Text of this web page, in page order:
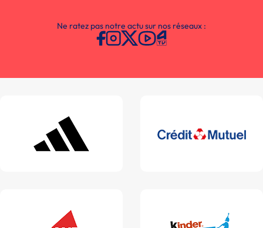
Ne ratez pas notre actu sur nos réseaux :